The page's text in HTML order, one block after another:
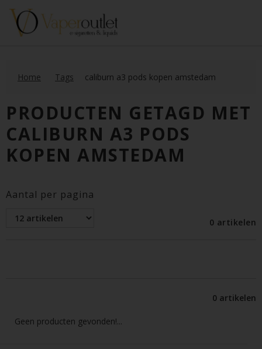
Home Tags caliburn a3 pods kopen amstedam
PRODUCTEN GETAGD MET
CALIBURN A3 PODS
KOPEN AMSTEDAM
Aantal per pagina
0 artikelen
0 artikelen
Geen producten gevonden!...